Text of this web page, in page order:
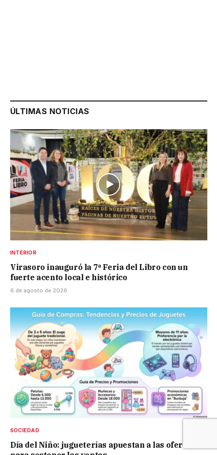
ÚLTIMAS NOTICIAS
INTERIOR
Virasoro inauguró la 7ª Feria del Libro con un
fuerte acento local e histórico
6 de agosto de 2026
SOCIEDAD
Día del Niño: jugueterías apuestan a las ofertas